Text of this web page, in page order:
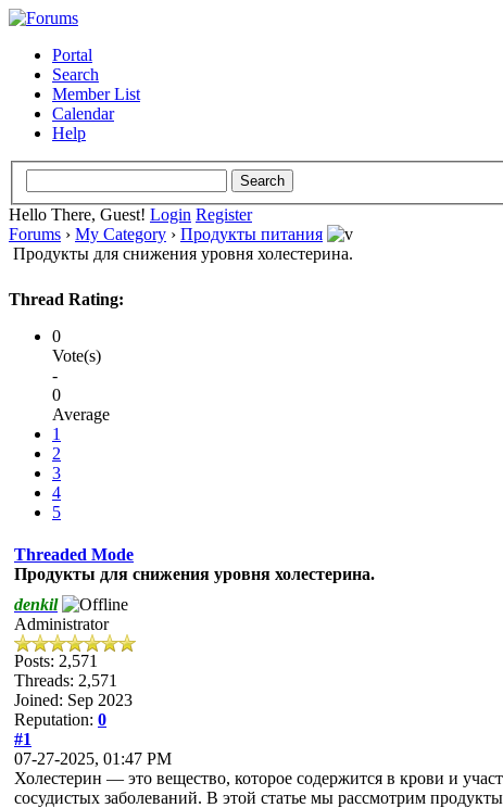
Portal
Search
Member List
Calendar
Help
Hello There, Guest! Login Register
Forums › My Category › Продукты питания
Продукты для снижения уровня холестерина.
Thread Rating:
0
Vote(s)
-
0
Average
1
2
3
4
5
Threaded Mode
Продукты для снижения уровня холестерина.
denkil
Administrator
Posts: 2,571
Threads: 2,571
Joined: Sep 2023
Reputation: 0
#1
07-27-2025, 01:47 PM
Холестерин — это вещество, которое содержится в крови и
сосудистых заболеваний. В этой статье мы рассмотрим